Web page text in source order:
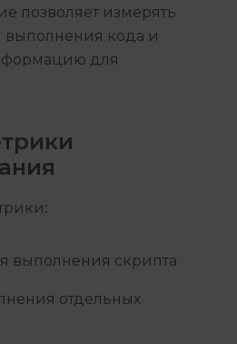
позволяет измерять
выполнения кода и
для
выполнения скрипта
отдельных